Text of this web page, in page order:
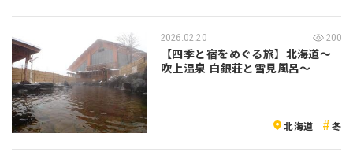
2026.02.20 200
【四季と宿をめぐる旅】北海道〜
吹上温泉 白銀荘と雪見風呂〜
北海道 冬